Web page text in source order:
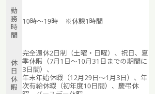
勤
務
時
間
10時～19時 ※休憩1時間
休
日
休
暇
完全週休2日制（土曜・日曜）、祝日、夏
季休暇（7月1日～10月31日までの期間に
3日間）、
年末年始休暇（12月29日～1月3日）、年
次有給休暇（初年度10日間）、慶弔休
暇、バースデー休暇